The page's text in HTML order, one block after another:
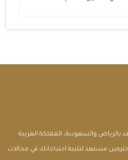
والسعودية، المملكة العربية
مستعد لتلبية احتياجاتك في مجالات